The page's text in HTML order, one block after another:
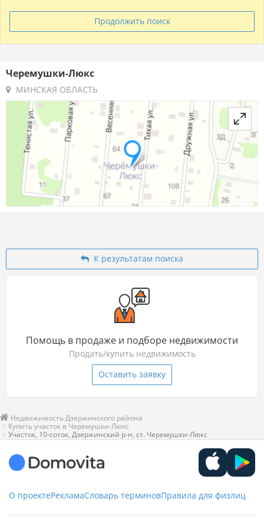
Продолжить поиск
Черемушки-Люкс
МИНСКАЯ ОБЛАСТЬ
К результатам поиска
Помощь в продаже и подборе недвижимости
Продать/купить недвижимость
Оставить заявку
Недвижимость Дзержинского района
Купить участок в Черемушки-Люкс
Участок, 10-соток, Дзержинский р-н, ст. Черемушки-Люкс
О проектеРекламаСловарь терминовПравила для физлиц